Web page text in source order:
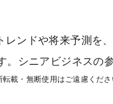
レンドや将来予測を
シニアビジネスの
載・無断使用はご遠慮くださ